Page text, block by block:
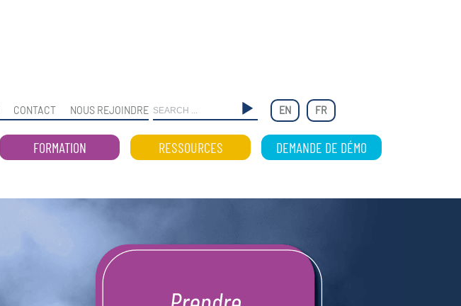
CONTACT NOUS REJOINDRE EN FR
FORMATION RESSOURCES DEMANDE DE DÉMO